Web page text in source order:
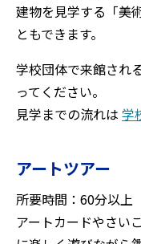
建物を見学する「美
ともできます。
学校団体で来館され
ってください。
見学までの流れは 学
アートツアー
所要時間：60分以上
アートカードやさい